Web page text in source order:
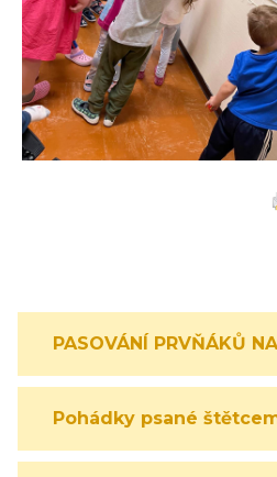
PASOVÁNÍ PRVŇÁKŮ
Pohádky psané